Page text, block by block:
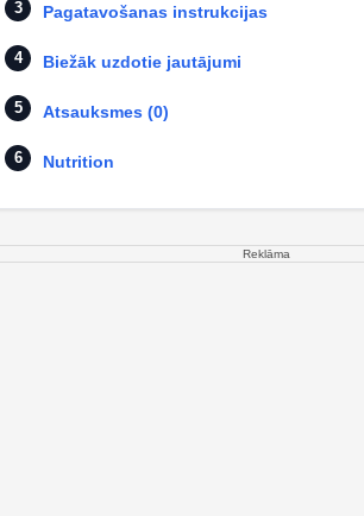
Pagatavošanas instrukcijas
Biežāk uzdotie jautājumi
Atsauksmes (0)
Nutrition
Reklāma